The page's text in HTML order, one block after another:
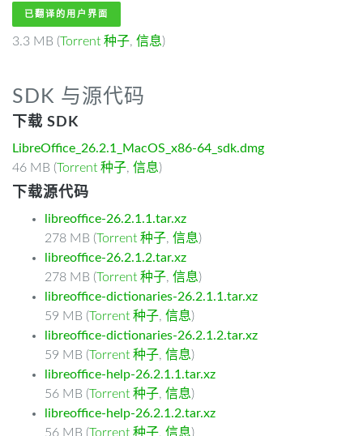
已翻译的用户界面
3.3 MB (Torrent 种子, 信息)
SDK 与源代码
下载 SDK
LibreOffice_26.2.1_MacOS_x86-64_sdk.dmg
46 MB (Torrent 种子, 信息)
下载源代码
libreoffice-26.2.1.1.tar.xz
278 MB (Torrent 种子, 信息)
libreoffice-26.2.1.2.tar.xz
278 MB (Torrent 种子, 信息)
libreoffice-dictionaries-26.2.1.1.tar.xz
59 MB (Torrent 种子, 信息)
libreoffice-dictionaries-26.2.1.2.tar.xz
59 MB (Torrent 种子, 信息)
libreoffice-help-26.2.1.1.tar.xz
56 MB (Torrent 种子, 信息)
libreoffice-help-26.2.1.2.tar.xz
56 MB (Torrent 种子, 信息)